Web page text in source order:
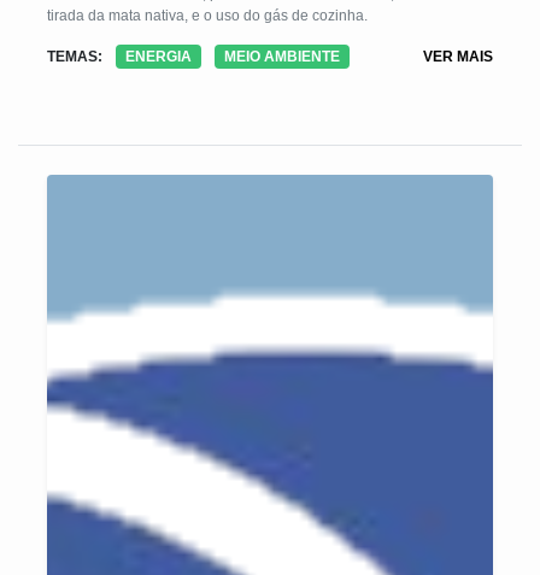
tirada da mata nativa, e o uso do gás de cozinha.
TEMAS: ENERGIA MEIO AMBIENTE VER MAIS